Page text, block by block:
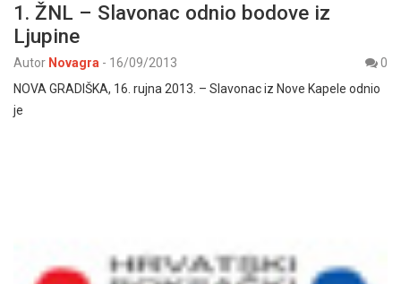
1. ŽNL – Slavonac odnio bodove iz
Ljupine
Autor Novagra - 16/09/2013
0
NOVA GRADIŠKA, 16. rujna 2013. – Slavonac iz Nove Kapele odnio
je